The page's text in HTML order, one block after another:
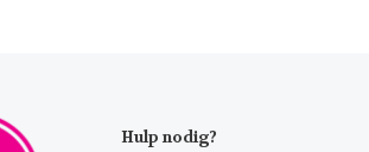
Hulp nodig?